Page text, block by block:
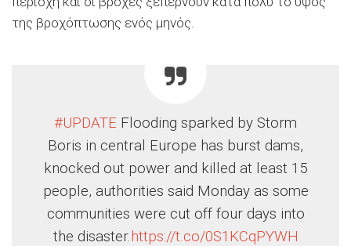
της βροχόπτωσης ενός μηνός.
#UPDATE Flooding sparked by Storm
Boris in central Europe has burst dams,
knocked out power and killed at least 15
people, authorities said Monday as some
communities were cut off four days into
the disaster. https://t.co/0S1KCqPYWH